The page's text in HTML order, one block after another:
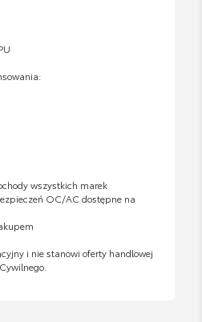
wszystkich marek
OC/AC dostępne na
i nie stanowi oferty handlowej